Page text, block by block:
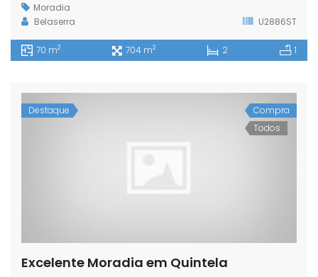
Moradia
Belaserra
U2886ST
70 m2 704 m2 2 1
Destaque
Compra
Todos
Excelente Moradia em Quintela